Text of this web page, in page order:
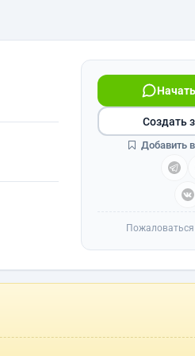
Создать
Добавить